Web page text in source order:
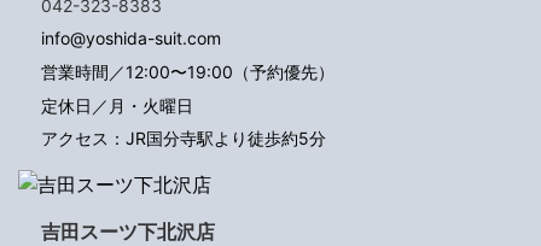
042-323-8383
info@yoshida-suit.com
営業時間／12:00〜19:00（予約優先）
定休日／月・火曜日
アクセス：JR国分寺駅より徒歩約5分
吉田スーツ下北沢店